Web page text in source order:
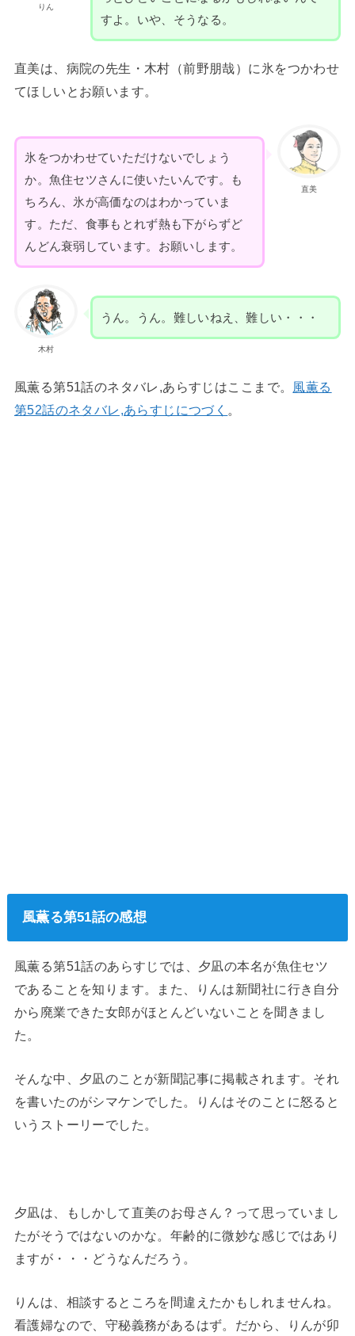
りん
すよ。いや、そうなる。
直美は、病院の先生・木村（前野朋哉）に氷をつかわせ
てほしいとお願います。
直美
氷をつかわせていただけないでしょう
か。魚住セツさんに使いたいんです。も
ちろん、氷が高価なのはわかっていま
す。ただ、食事もとれず熱も下がらずど
んどん衰弱しています。お願いします。
木村
うん。うん。難しいねえ、難しい・・・
風薫る第51話のネタバレ,あらすじはここまで。 風薫る
第52話のネタバレ,あらすじにつづく 。
風薫る第51話の感想
風薫る第51話のあらすじでは、夕凪の本名が魚住セツ
であることを知ります。また、りんは新聞社に行き自分
から廃業できた女郎がほとんどいないことを聞きまし
た。
そんな中、夕凪のことが新聞記事に掲載されます。それ
を書いたのがシマケンでした。りんはそのことに怒ると
いうストーリーでした。
夕凪は、もしかして直美のお母さん？って思っていまし
たがそうではないのかな。年齢的に微妙な感じではあり
ますが・・・どうなんだろう。
りんは、相談するところを間違えたかもしれませんね。
看護婦なので、守秘義務があるはず。だから、りんが卯